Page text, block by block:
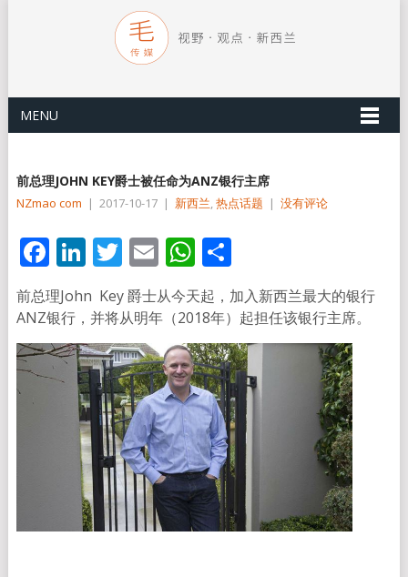
MENU
前总理JOHN KEY爵士被任命为ANZ银行主席
NZmao com | 2017-10-17 | 新西兰,热点话题 | 没有评论
Facebook
LinkedIn
Twitter
EmailWhatsApp
分
享
前总理John Key 爵士从今天起，加入新西兰最大的银行
ANZ银行，并将从明年（2018年）起担任该银行主席。